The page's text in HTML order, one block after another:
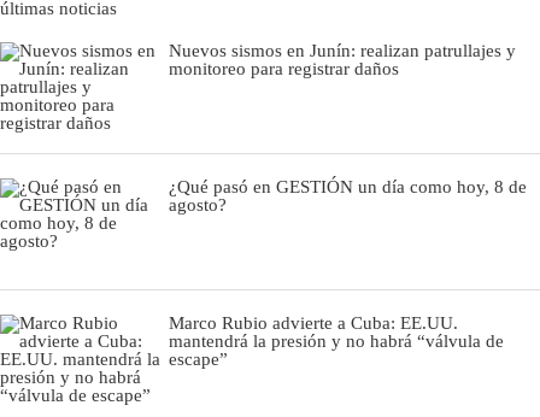
últimas noticias
Nuevos sismos en Junín: realizan patrullajes y
monitoreo para registrar daños
¿Qué pasó en GESTIÓN un día como hoy, 8 de
agosto?
Marco Rubio advierte a Cuba: EE.UU.
mantendrá la presión y no habrá “válvula de
escape”